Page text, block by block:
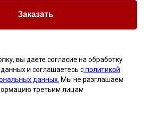
Заказать
вы даете согласие на обработку
и соглашаетесь cполитикой
данных. Мы не разглашаем
третьим лицам